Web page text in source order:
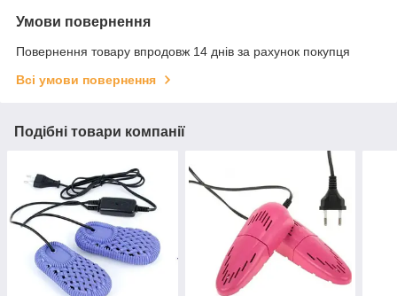
Умови повернення
Повернення товару впродовж 14 днів за рахунок покупця
Всі умови повернення
Подібні товари компанії